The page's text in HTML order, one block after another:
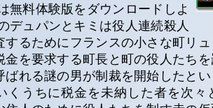
無料体験版をダウンロードしよ
デュパンとキミは役人連続殺人
するためにフランスの小さな町リ
金を要求する町長と町の役人たち
ばれる謎の男が制裁を開始したと
くうちに税金を未納した者を次々